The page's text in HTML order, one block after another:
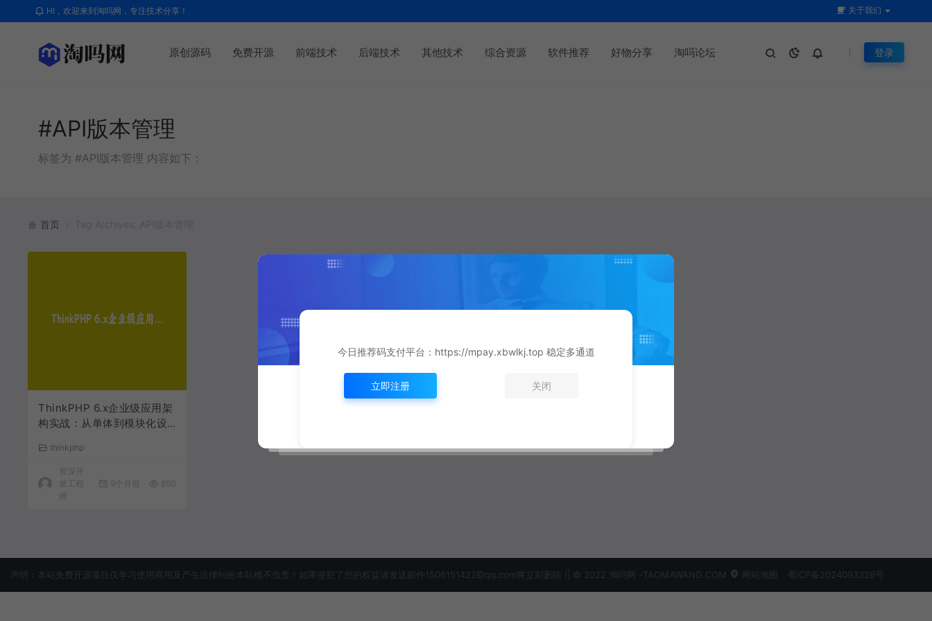
HI，欢迎来到淘吗网，专注技术分享！ 关于我们
原创源码 免费开源 前端技术 后端技术 其他技术 综合资源 软件推荐 好物分享 淘吗论坛 登录
#API版本管理
标签为 #API版本管理 内容如下：
首页
ThinkPHP 6.x企业级应用架
构实战：从单体到模块化设
thinkphp
资深开
发工程
9个月前 850
声明：本站免费开源项目仅学习使用商用及产生法律纠纷本站概不负责！如果侵犯了您的权益请发送邮件1506151422@qq.com将立刻删除 || © 2022 淘吗网 -TAOMAWANG.COM 网站地图 蜀ICP备2024093326号
今日推荐码支付平台：https://mpay.xbwlkj.top 稳定多通道
立即注册 关闭